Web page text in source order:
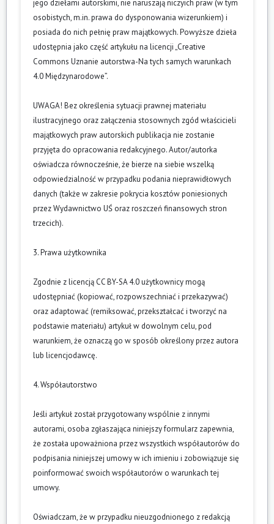
jego dziełami autorskimi, nie naruszają niczyich praw (w tym
osobistych, m.in. prawa do dysponowania wizerunkiem) i
posiada do nich pełnię praw majątkowych. Powyższe dzieła
udostępnia jako część artykułu na licencji „Creative
Commons Uznanie autorstwa-Na tych samych warunkach
4.0 Międzynarodowe”.
UWAGA! Bez określenia sytuacji prawnej materiału
ilustracyjnego oraz załączenia stosownych zgód właścicieli
majątkowych praw autorskich publikacja nie zostanie
przyjęta do opracowania redakcyjnego. Autor/autorka
oświadcza równocześnie, że bierze na siebie wszelką
odpowiedzialność w przypadku podania nieprawidłowych
danych (także w zakresie pokrycia kosztów poniesionych
przez Wydawnictwo UŚ oraz roszczeń finansowych stron
trzecich).
3. Prawa użytkownika
Zgodnie z licencją CC BY-SA 4.0 użytkownicy mogą
udostępniać (kopiować, rozpowszechniać i przekazywać)
oraz adaptować (remiksować, przekształcać i tworzyć na
podstawie materiału) artykuł w dowolnym celu, pod
warunkiem, że oznaczą go w sposób określony przez autora
lub licencjodawcę.
4. Współautorstwo
Jeśli artykuł został przygotowany wspólnie z innymi
autorami, osoba zgłaszająca niniejszy formularz zapewnia,
że została upoważniona przez wszystkich współautorów do
podpisania niniejszej umowy w ich imieniu i zobowiązuje się
poinformować swoich współautorów o warunkach tej
umowy.
Oświadczam, że w przypadku nieuzgodnionego z redakcją